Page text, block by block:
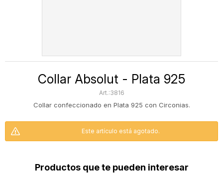
Collar Absolut - Plata 925
3816
Collar confeccionado en Plata 925 con Circonias.
Este artículo está agotado.
Productos que te pueden interesar